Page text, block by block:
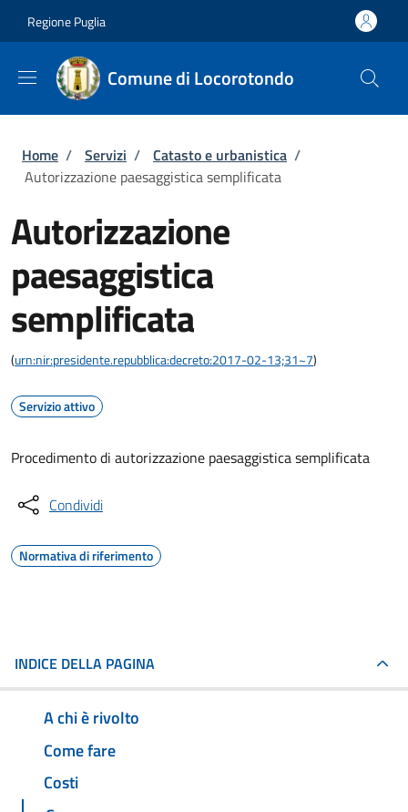
Regione Puglia
Comune di Locorotondo
Briciole di pane
Home / Servizi / Catasto e urbanistica /
Autorizzazione paesaggistica semplificata
Autorizzazione
paesaggistica
semplificata
(urn:nir:presidente.repubblica:decreto:2017-02-13;31~7)
Servizio attivo
Procedimento di autorizzazione paesaggistica semplificata
Condividi
Normativa di riferimento
INDICE DELLA PAGINA
A chi è rivolto
Come fare
Costi